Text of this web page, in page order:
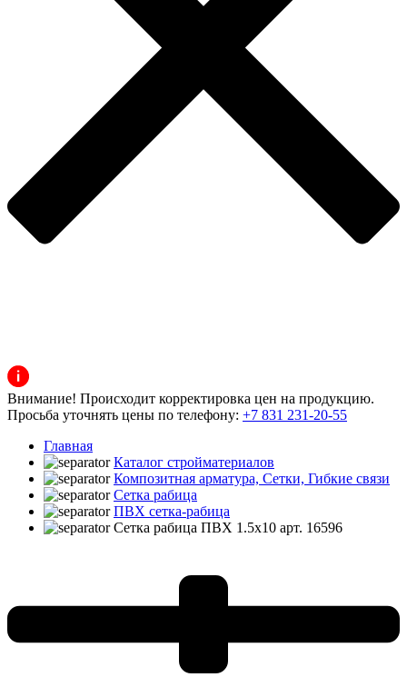
Внимание! Происходит корректировка цен на продукцию.
Просьба уточнять цены по телефону: +7 831 231-20-55
Главная
Каталог стройматериалов
Композитная арматура, Сетки, Гибкие связи
Cетка рабица
ПВХ сетка-рабица
Сетка рабица ПВХ 1.5х10 арт. 16596